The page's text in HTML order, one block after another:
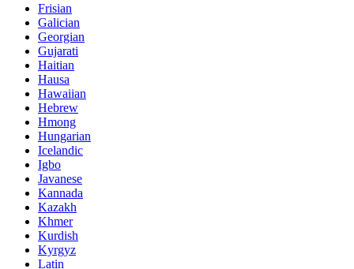
Frisian
Galician
Georgian
Gujarati
Haitian
Hausa
Hawaiian
Hebrew
Hmong
Hungarian
Icelandic
Igbo
Javanese
Kannada
Kazakh
Khmer
Kurdish
Kyrgyz
Latin